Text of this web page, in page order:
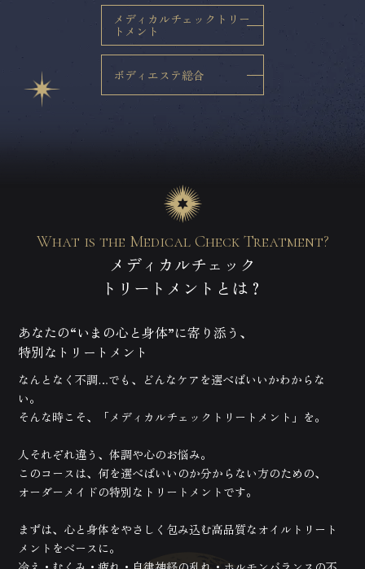
メディカルチェックトリー
トメント
ボディエステ総合
What is the Medical Check Treatment?
メディカルチェック
トリートメントとは？
あなたの“いまの心と身体”に寄り添う、
特別なトリートメント
なんとなく不調…でも、どんなケアを選べばいいかわからな
い。
そんな時こそ、「メディカルチェックトリートメント」を。
人それぞれ違う、体調や心のお悩み。
このコースは、何を選べばいいのか分からない方のための、
オーダーメイドの特別なトリートメントです。
まずは、心と身体をやさしく包み込む高品質なオイルトリート
メントをベースに。